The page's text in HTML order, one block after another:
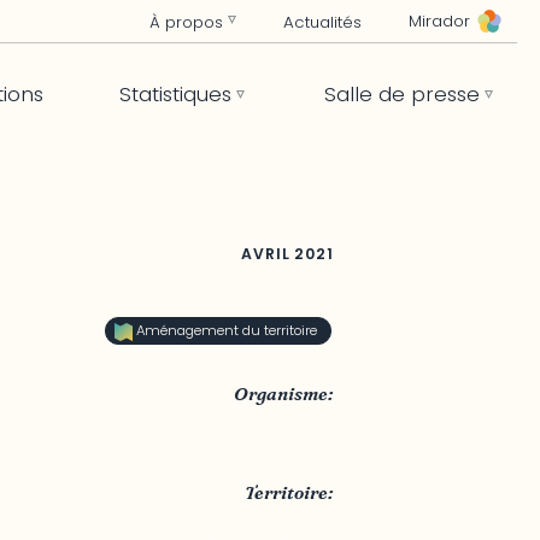
À propos Actualités Mirador
Statistiques Salle de presse
AVRIL 2021
Aménagement du territoire
Organisme:
Territoire: